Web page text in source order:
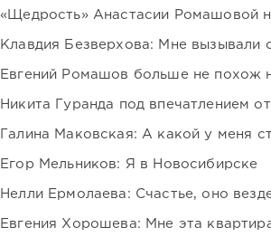
«Щедрость» Анастасии Ромашовой
Клавдия Безверхова: Мне вызывали
Евгений Ромашов больше не похож
Никита Гуранда под впечатлением
Галина Маковская: А какой у меня
Егор Мельников: Я в Новосибирске
Нелли Ермолаева: Счастье, оно
Евгения Хорошева: Мне эта